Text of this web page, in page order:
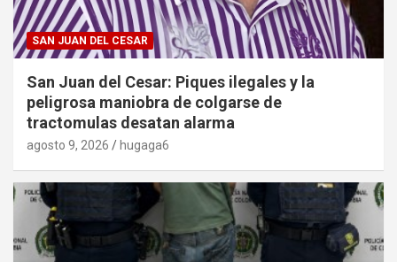
SAN JUAN DEL CESAR
San Juan del Cesar: Piques ilegales y la
peligrosa maniobra de colgarse de
tractomulas desatan alarma
agosto 9, 2026 hugaga6